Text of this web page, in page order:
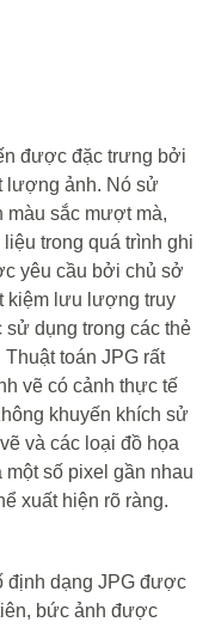
được đặc trưng bởi
lượng ảnh. Nó sử
màu sắc mượt mà,
trong quá trình ghi
yêu cầu bởi chủ sở
kiệm lưu lượng truy
dụng trong các thẻ
toán JPG rất
vẽ có cảnh thực tế
khuyến khích sử
và các loại đồ họa
số pixel gần nhau
xuất hiện rõ ràng.
định dạng JPG được
bức ảnh được